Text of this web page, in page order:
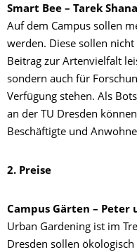
Smart Bee – Tarek
Auf dem Campus sollen
werden. Diese sollen
Beitrag zur Artenvielfalt
sondern auch für
Verfügung stehen. Als
an der TU Dresden
Beschäftigte und
2. Preise
Campus Gärten – Peter
Urban Gardening ist im
Dresden sollen